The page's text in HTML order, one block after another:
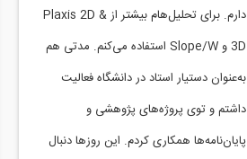
دارم. برای تحلیل‌هام بیشتر از Plaxis 2D &
3D و Slope/W استفاده می‌کنم. مدتی هم
به‌عنوان دستیار استاد در دانشگاه فعالیت
داشتم و توی پروژه‌های پژوهشی و
پایان‌نامه‌ها همکاری کردم. این روزها دنبال